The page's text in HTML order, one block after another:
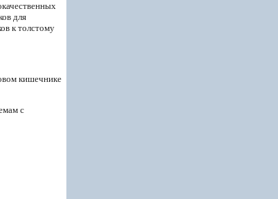
для
к толстому
кишечнике
с